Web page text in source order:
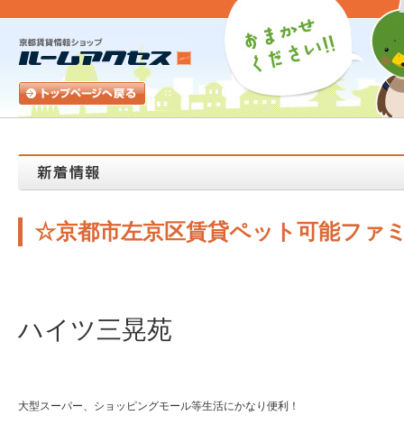
☆京都市左京区賃貸ペット可能ファ
ハイツ三晃苑
大型スーパー、ショッピングモール等生活にかなり便利！